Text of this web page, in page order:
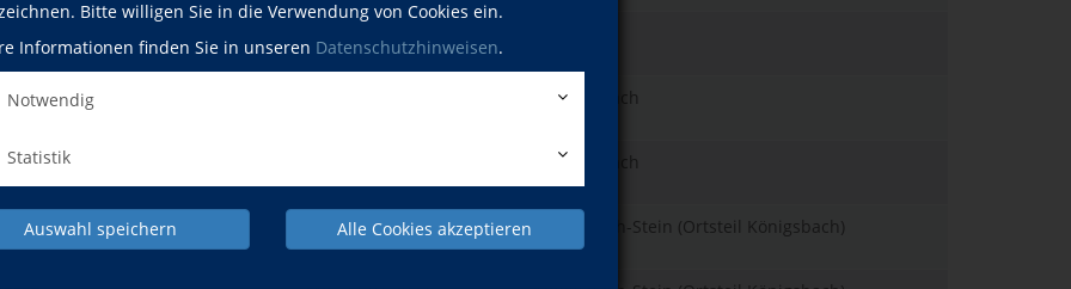
Bitte willigen Sie in die Verwendung von Cookies ein.
Informationen finden Sie in unseren Datenschutzhinweisen.
Notwendig
Statistik
Auswahl speichern Alle Cookies akzeptieren
Vorkenntnissen 18:30 Uhr
Vorkenntnissen
Kämpfelbach
Vorkenntnissen 17:00 Uhr
Kämpfelbach
Mo., 28.09.2026
17:30 Uhr
Königsbach-Stein (Ortsteil Königsbach)